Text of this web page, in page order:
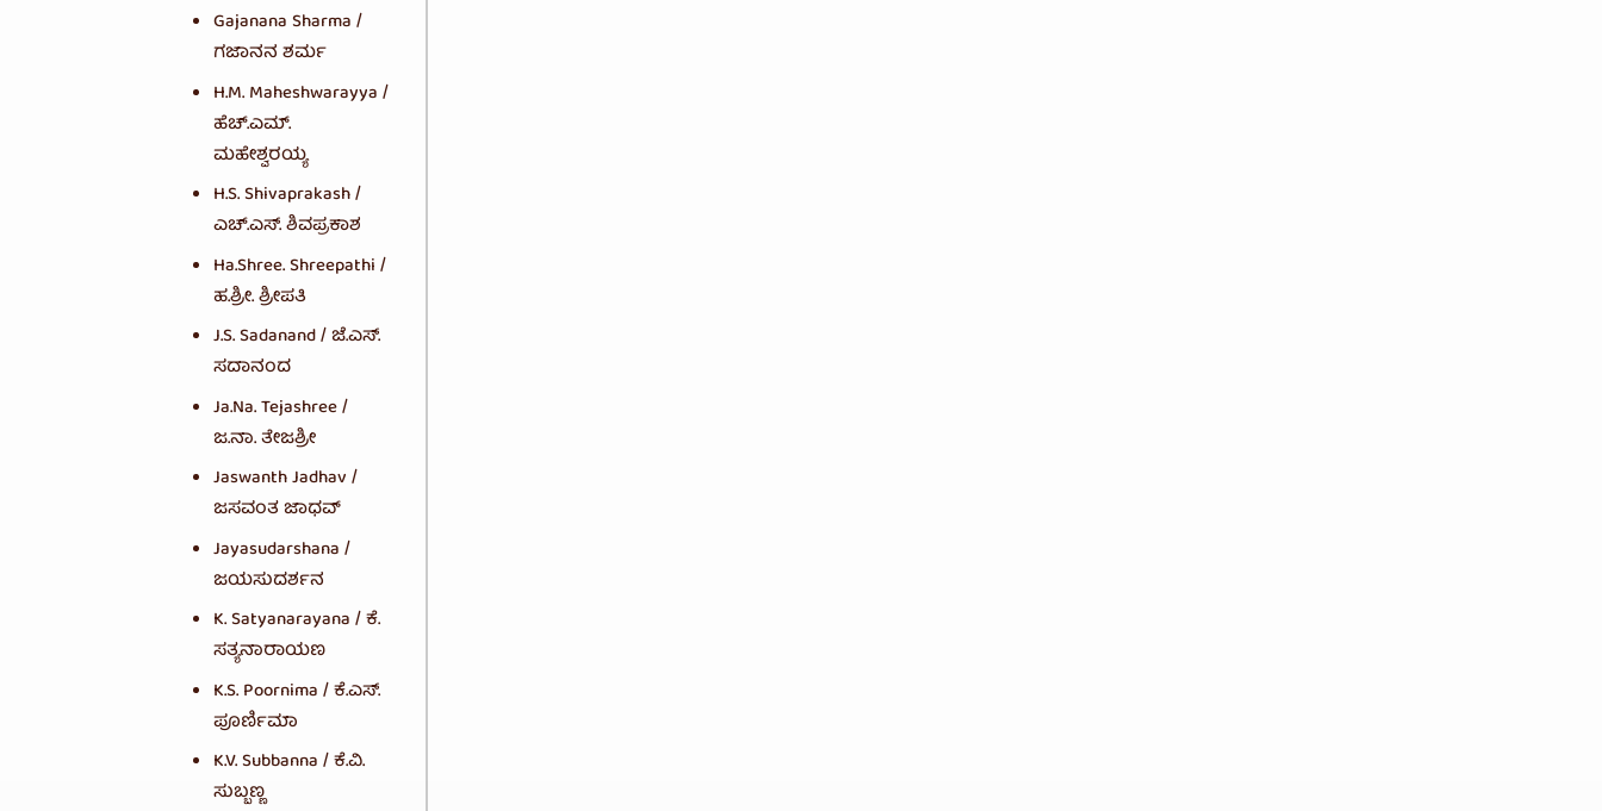
Gajanana Sharma /
ಗಜಾನನ ಶರ್ಮ
H.M. Maheshwarayya /
ಹೆಚ್.ಎಮ್.
ಮಹೇಶ್ವರಯ್ಯ
H.S. Shivaprakash /
ಎಚ್.ಎಸ್. ಶಿವಪ್ರಕಾಶ
Ha.Shree. Shreepathi /
ಹ.ಶ್ರೀ. ಶ್ರೀಪತಿ
J.S. Sadanand / ಜೆ.ಎಸ್.
ಸದಾನಂದ
Ja.Na. Tejashree /
ಜ.ನಾ. ತೇಜಶ್ರೀ
Jaswanth Jadhav /
ಜಸವಂತ ಜಾಧವ್
Jayasudarshana /
ಜಯಸುದರ್ಶನ
K. Satyanarayana / ಕೆ.
ಸತ್ಯನಾರಾಯಣ
K.S. Poornima / ಕೆ.ಎಸ್.
ಪೂರ್ಣಿಮಾ
K.V. Subbanna / ಕೆ.ವಿ.
ಸುಬ್ಬಣ್ಣ